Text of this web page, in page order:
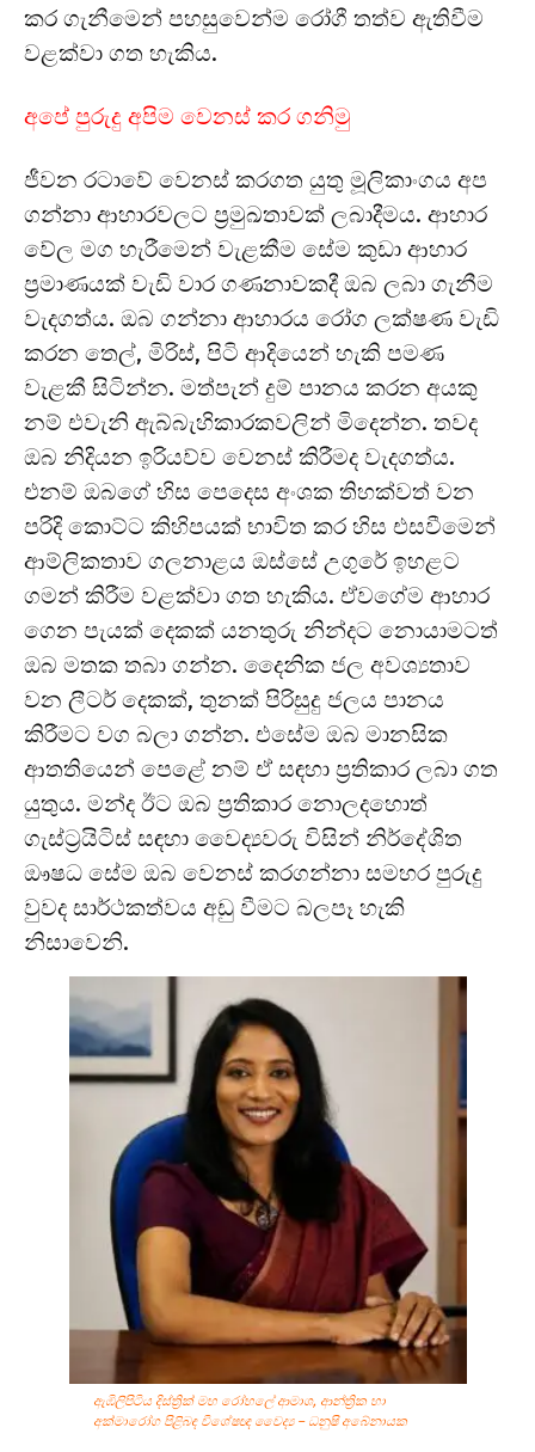
කර ගැනීමෙන් පහසුවෙන්ම රෝගී තත්ව ඇතිවීම
වළක්වා ගත හැකිය.
අපේ පුරුදු අපිම වෙනස් කර ගනිමු
ජීවන රටාවේ වෙනස් කරගත යුතු මූලිකාංගය අප
ගන්නා ආහාරවලට ප්‍රමුඛතාවක් ලබාදීමය. ආහාර
වේල මග හැරීමෙන් වැළකීම සේම කුඩා ආහාර
ප්‍රමාණයක් වැඩි වාර ගණනාවකදී ඔබ ලබා ගැනීම
වැදගත්ය. ඔබ ගන්නා ආහාරය රෝග ලක්ෂණ වැඩි
කරන තෙල්, මිරිස්, පිටි ආදියෙන් හැකි පමණ
වැළකී සිටින්න. මත්පැන් දුම් පානය කරන අයකු
නම් එවැනි ඇබ්බැහිකාරකවලින් මිදෙන්න. තවද
ඔබ නිදියන ඉරියව්ව වෙනස් කිරීමද වැදගත්ය.
එනම් ඔබගේ හිස පෙදෙස අංශක තිහක්වත් වන
පරිදි කොට්ට කිහිපයක් භාවිත කර හිස එසවීමෙන්
ආම්ලිකතාව ගලනාළය ඔස්සේ උගුරේ ඉහළට
ගමන් කිරීම වළක්වා ගත හැකිය. ඒවගේම ආහාර
ගෙන පැයක් දෙකක් යනතුරු නින්දට නොයාමටත්
ඔබ මතක තබා ගන්න. දෛනික ජල අවශ්‍යතාව
වන ලීටර් දෙකක්, තුනක් පිරිසුදු ජලය පානය
කිරීමට වග බලා ගන්න. එසේම ඔබ මානසික
ආතතියෙන් පෙළේ නම් ඒ සඳහා ප්‍රතිකාර ලබා ගත
යුතුය. මන්ද ඊට ඔබ ප්‍රතිකාර නොලදහොත්
ගැස්ට්‍රයිටිස් සඳහා වෛද්‍යවරු විසින් නිර්දේශිත
ඖෂධ සේම ඔබ වෙනස් කරගන්නා සමහර පුරුදු
වුවද සාර්ථකත්වය අඩු වීමට බලපෑ හැකි
නිසාවෙනි.
ඇඹිලිපිටිය දිස්ත්‍රික් මහ රෝහලේ ආමාශ, ආන්ත්‍රික හා
අක්මාරෝග පිළිබඳ විශේෂඥ වෛද්‍ය – ධනුෂි අබේනායක